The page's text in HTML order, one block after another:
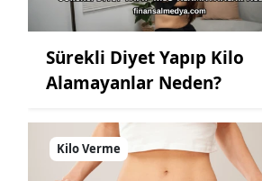
Sürekli Diyet Yapıp Kilo
Alamayanlar Neden?
Kilo Verme